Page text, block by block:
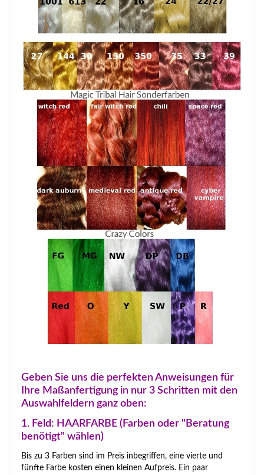
Geben Sie uns die perfekten Anweisungen für
Ihre Maßanfertigung in nur 3 Schritten mit den
Auswahlfeldern ganz oben:
1. Feld: HAARFARBE (Farben oder "Beratung
benötigt" wählen)
Bis zu 3 Farben sind im Preis inbegriffen, eine vierte und
fünfte Farbe kosten einen kleinen Aufpreis. Ein paar